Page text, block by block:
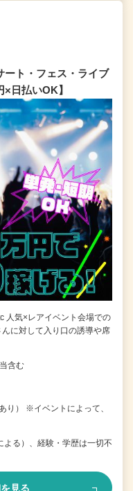
ート・フェス・ライブ
日払いOK】
人気×レアイベント会場での
に対して入り口の誘導や席
含む
り） ※イベントによって、
る）、経験・学歴は一切不
見る